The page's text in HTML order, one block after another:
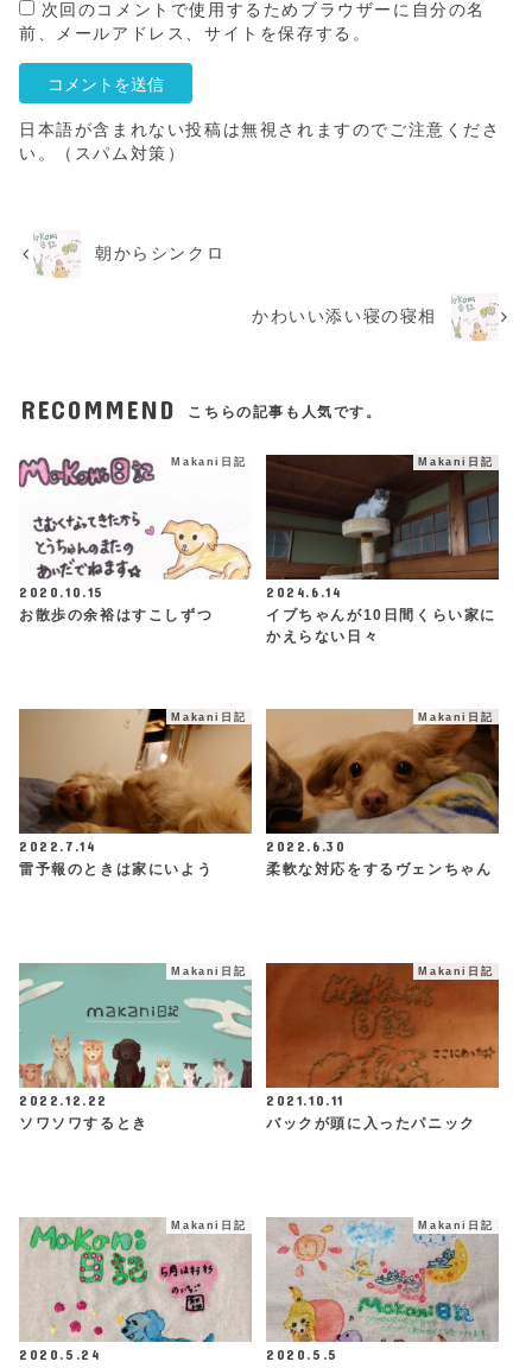
次回のコメントで使用するためブラウザーに自分の名
前、メールアドレス、サイトを保存する。
日本語が含まれない投稿は無視されますのでご注意くださ
い。（スパム対策）
朝からシンクロ
かわいい添い寝の寝相
RECOMMEND こちらの記事も人気です。
Makani日記
2020.10.15
お散歩の余裕はすこしずつ
Makani日記
2024.6.14
イブちゃんが10日間くらい家に
かえらない日々
Makani日記
2022.7.14
雷予報のときは家にいよう
Makani日記
2022.6.30
柔軟な対応をするヴェンちゃん
Makani日記
2022.12.22
ソワソワするとき
Makani日記
2021.10.11
バックが頭に入ったパニック
Makani日記
2020.5.24
Makani日記
2020.5.5